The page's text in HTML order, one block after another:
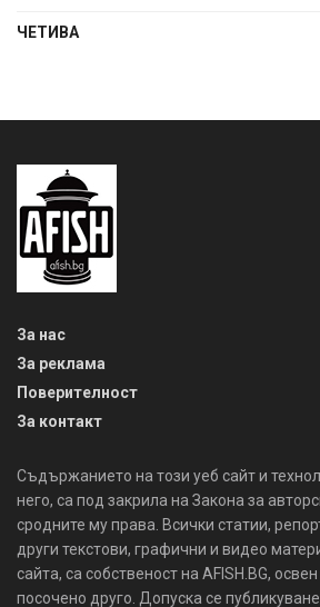
ЧЕТИВА
За нас
За реклама
Поверителност
За контакт
Съдържанието на този уеб сайт и
него, са под закрила на Закона за
сродните му права. Всички статии,
други текстови, графични и видео
сайта, са собственост на AFISH.BG,
посочено друго. Допуска се